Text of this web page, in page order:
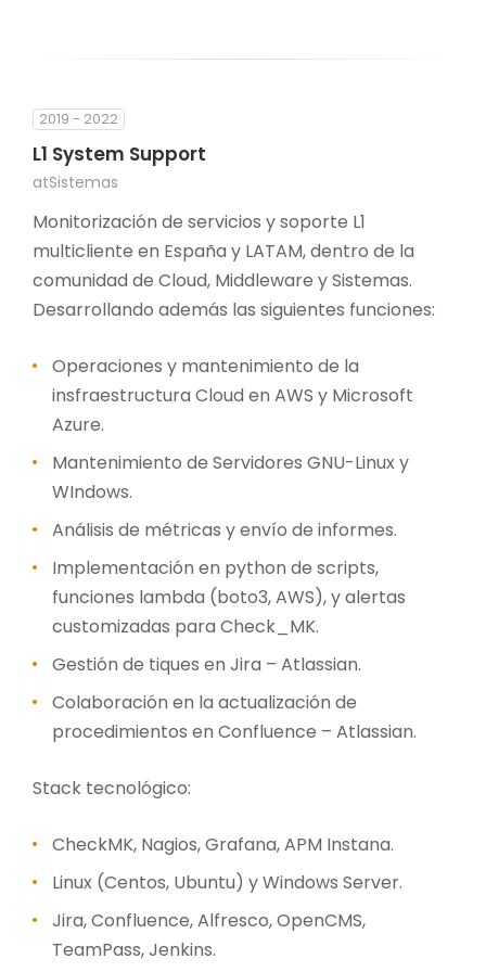
2019 - 2022
L1 System Support
atSistemas
Monitorización de servicios y soporte L1
multicliente en España y LATAM, dentro de la
comunidad de Cloud, Middleware y Sistemas.
Desarrollando además las siguientes funciones:
Operaciones y mantenimiento de la
insfraestructura Cloud en AWS y Microsoft
Azure.
Mantenimiento de Servidores GNU-Linux y
WIndows.
Análisis de métricas y envío de informes.
Implementación en python de scripts,
funciones lambda (boto3, AWS), y alertas
customizadas para Check_MK.
Gestión de tiques en Jira – Atlassian.
Colaboración en la actualización de
procedimientos en Confluence – Atlassian.
Stack tecnológico:
CheckMK, Nagios, Grafana, APM Instana.
Linux (Centos, Ubuntu) y Windows Server.
Jira, Confluence, Alfresco, OpenCMS,
TeamPass, Jenkins.